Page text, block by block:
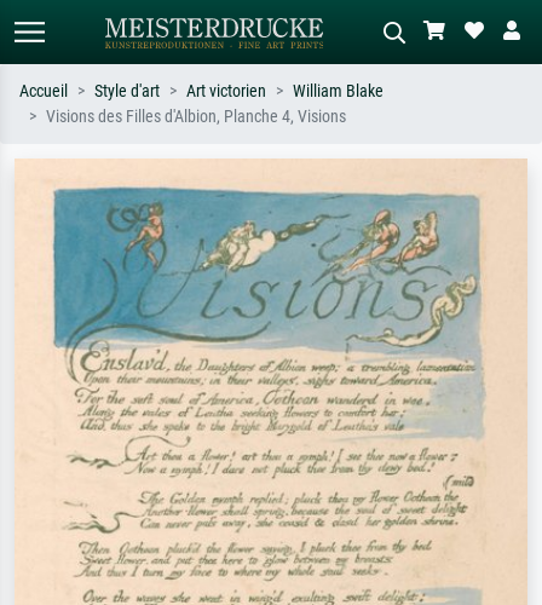
ex. Monet, Nuit étoilée,
impressionnisme, vague de Hokusai,
nu.
abstrait avec beaucoup de rouge,
tableau sombre, nu debout près d'un
arbre.
Accueil Style d'art Art victorien
William Blake
Visions des Filles d'Albion, Planche 4, Visions